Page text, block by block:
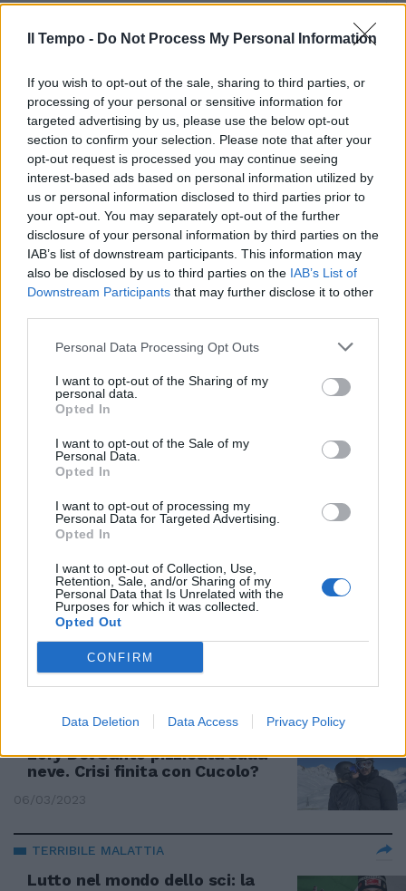
Il Tempo - Do Not Process My Personal Information
If you wish to opt-out of the sale, sharing to third parties, or
processing of your personal or sensitive information for
targeted advertising by us, please use the below opt-out
section to confirm your selection. Please note that after your
opt-out request is processed you may continue seeing
interest-based ads based on personal information utilized by
us or personal information disclosed to third parties prior to
your opt-out. You may separately opt-out of the further
disclosure of your personal information by third parties on the
IAB’s list of downstream participants. This information may
also be disclosed by us to third parties on the IAB’s List of
Downstream Participants that may further disclose it to other
Personal Data Processing Opt Outs
I want to opt-out of the Sharing of my
personal data.
Opted In
I want to opt-out of the Sale of my
Personal Data.
Opted In
I want to opt-out of processing my
Personal Data for Targeted Advertising.
Opted In
I want to opt-out of Collection, Use,
Retention, Sale, and/or Sharing of my
Personal Data that Is Unrelated with the
Purposes for which it was collected.
Opted Out
CONFIRM
Data Deletion Data Access Privacy Policy
TRAGEDIA
Niente da fare per Matilde
29/10/2024
GIOVANE ATLETA
Grave incidente sugli sci per
Matilde Lorenzi: ore d'ansia per
la promessa azzurra
28/10/2024
PROGRAMMA INTENSO
“Grande sacrificio”. La
campionessa sul palco del
Festival: il sogno coronato
06/02/2024
IN VACANZA
"Tutto questo mi è mancato".
Chi è il campione sulle piste da
26/12/2023
AUTUNNO
Meteo, come sarà novembre.
Giuliacci: cosa dice agli amanti
dello sci
29/10/2023
GOSSIP
Lory Del Santo pizzicata sulla
neve. Crisi finita con Cucolo?
06/03/2023
TERRIBILE MALATTIA
Lutto nel mondo dello sci: la